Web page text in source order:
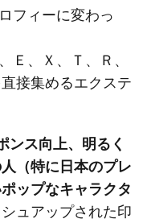
フィーに変わっ
、Ｘ、Ｔ、Ｒ、
接集めるエクステ
ンス向上、明るく
（特に日本のプレ
ップなキャラクタ
ュアップされた印